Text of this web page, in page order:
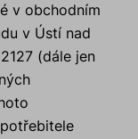
v obchodním
v Ústí nad
(dále jen